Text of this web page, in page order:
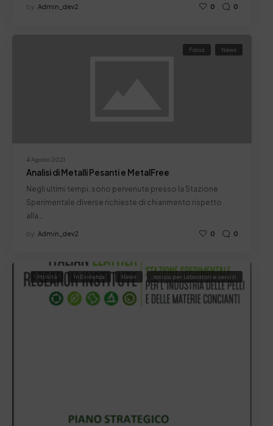
by Admin_dev2 0 0
4 Agosto 2021
Focus News
Analisi di Metalli Pesanti e MetalFree
Negli ultimi tempi, sono pervenute presso la Stazione
Sperimentale diverse richieste di chiarimento rispetto
alla…
by Admin_dev2 0 0
Attività In Evidenza News notizia per Laboratori e servizi